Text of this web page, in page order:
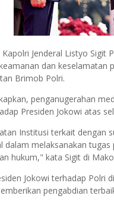
Jenderal Listyo
dan keselamatan
Brimob Polri.
penganugerahan
Presiden Jokowi atas
Institusi terkait dengan
dalam melaksanakan
hukum," kata Sigit di
Jokowi terhadap Polri
pengabdian